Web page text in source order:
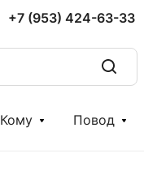
+7 (953) 424-63-33
Кому Повод